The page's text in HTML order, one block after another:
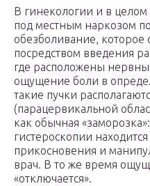
В гинекологии и в
под местным наркозом
обезболивание, которое
посредством введения
где расположены
ощущение боли в
такие пучки
(парацервикальной
как обычная
гистероскопии
прикосновения и
врач. В то же время
«отключается».